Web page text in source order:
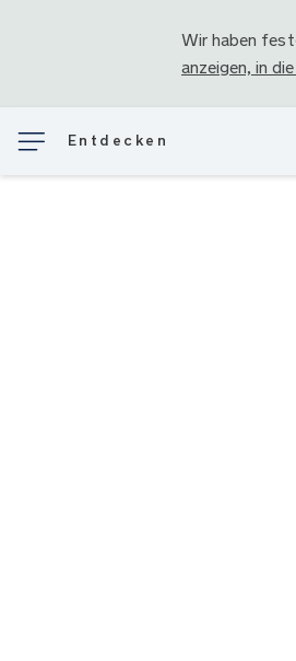
Wir haben
anzeigen, in
Entdecken